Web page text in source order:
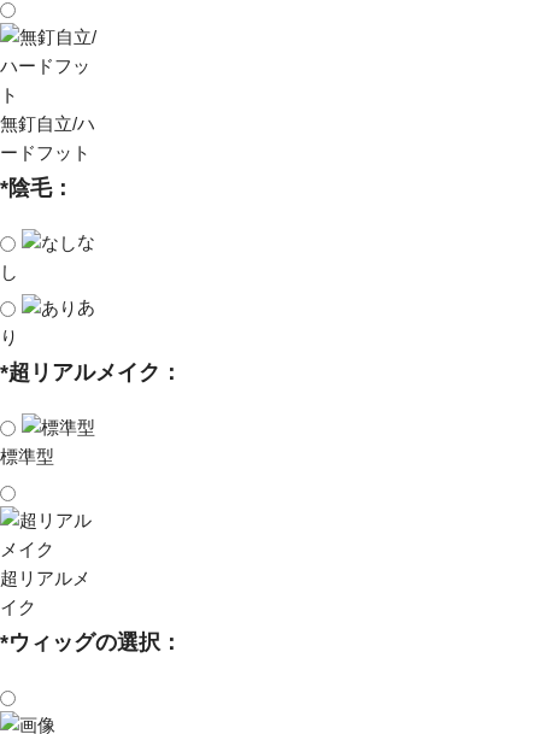
無釘自立/ハ
ードフット
*陰毛：
な
し
あ
り
*超リアルメイク：
標準型
超リアルメ
イク
*ウィッグの選択：